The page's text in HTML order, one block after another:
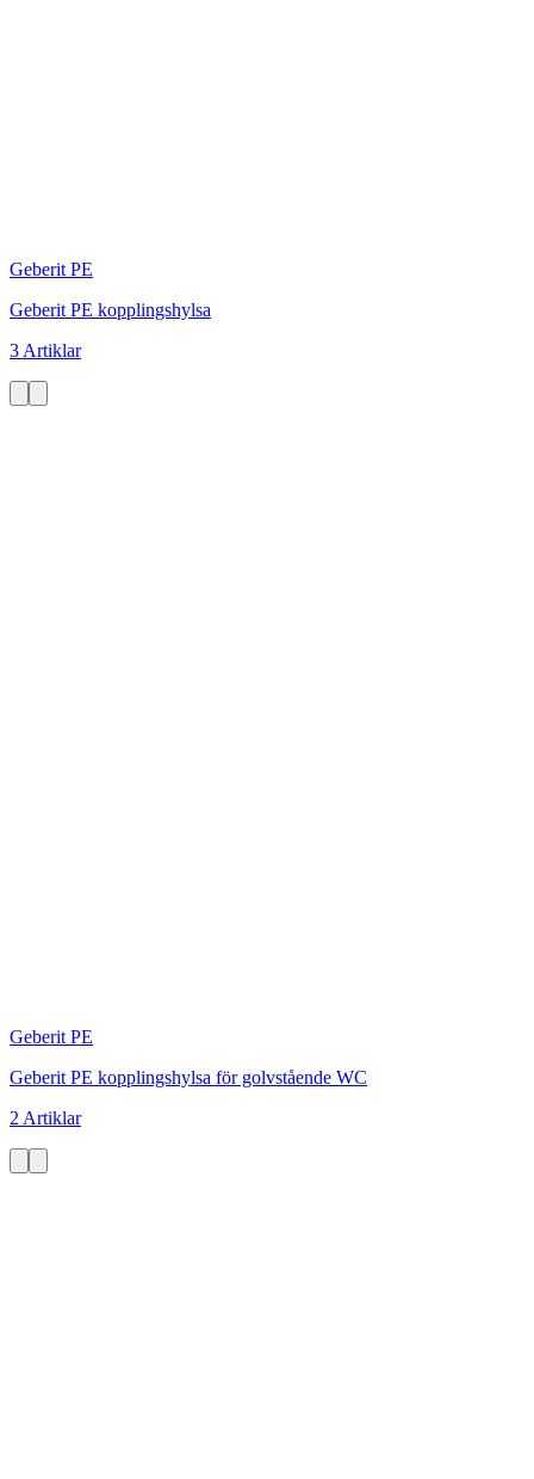
Geberit PE
Geberit PE kopplingshylsa
3 Artiklar
Geberit PE
Geberit PE kopplingshylsa för golvstående WC
2 Artiklar